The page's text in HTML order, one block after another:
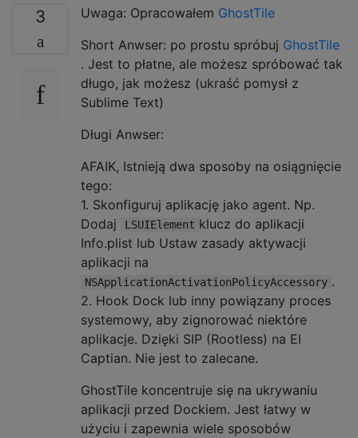
3 Uwaga: Opracowałem GhostTile
Short Anwser: po prostu spróbuj GhostTile
. Jest to płatne, ale możesz spróbować tak
długo, jak możesz (ukraść pomysł z
Sublime Text)
Długi Anwser:
AFAIK, Istnieją dwa sposoby na osiągnięcie
tego:
1. Skonfiguruj aplikację jako agent. Np.
Dodaj
LSUIElement klucz do aplikacji
Info.plist lub Ustaw zasady aktywacji
aplikacji na
NSApplicationActivationPolicyAccessory .
2. Hook Dock lub inny powiązany proces
systemowy, aby zignorować niektóre
aplikacje. Dzięki SIP (Rootless) na El
Captian. Nie jest to zalecane.
GhostTile koncentruje się na ukrywaniu
aplikacji przed Dockiem. Jest łatwy w
użyciu i zapewnia wiele sposobów